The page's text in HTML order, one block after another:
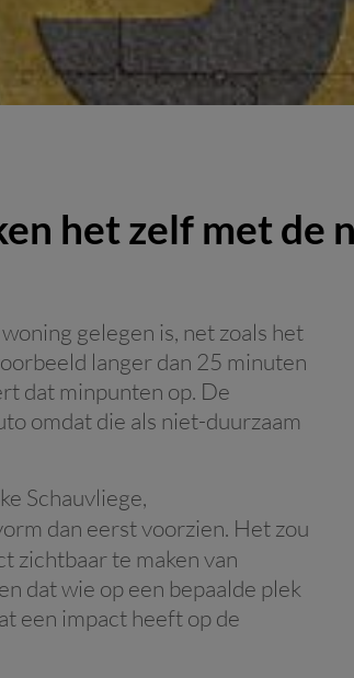
het zelf met de
gelegen is, net zoals het
langer dan 25 minuten
dat minpunten op. De
omdat die als niet-duurzaam
Schauvliege,
dan eerst voorzien. Het zou
zichtbaar te maken van
dat wie op een bepaalde plek
een impact heeft op de